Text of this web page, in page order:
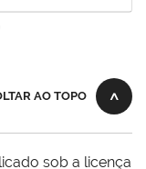
AO TOPO
sob a licença